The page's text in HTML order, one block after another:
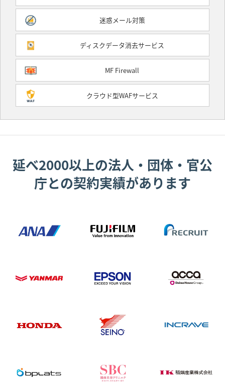
迷惑メール対策
ディスクデータ消去サービス
MF Firewall
クラウド型WAFサービス
延べ2000以上の法人・団体・官公
庁との契約実績があります